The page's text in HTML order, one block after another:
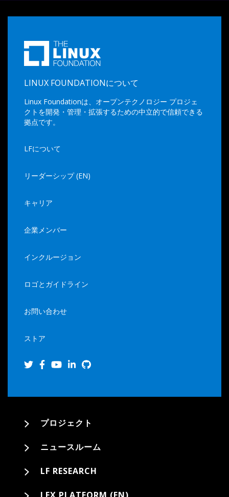
LINUX FOUNDATIONについて
Linux Foundationは、オープンテクノロジー プロジェ
クトを開発・管理・拡張するための中立的で信頼できる
拠点です。
LFについて
リーダーシップ (EN)
キャリア
企業メンバー
インクルージョン
ロゴとガイドライン
お問い合わせ
ストア
プロジェクト
ニュースルーム
LF RESEARCH